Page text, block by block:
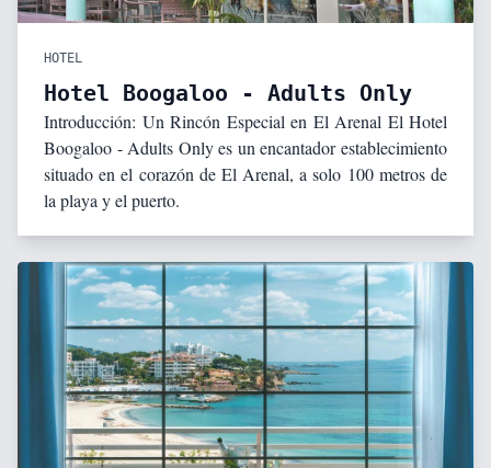
HOTEL
Hotel Boogaloo - Adults Only
Introducción: Un Rincón Especial en El Arenal El Hotel
Boogaloo - Adults Only es un encantador establecimiento
situado en el corazón de El Arenal, a solo 100 metros de
la playa y el puerto.